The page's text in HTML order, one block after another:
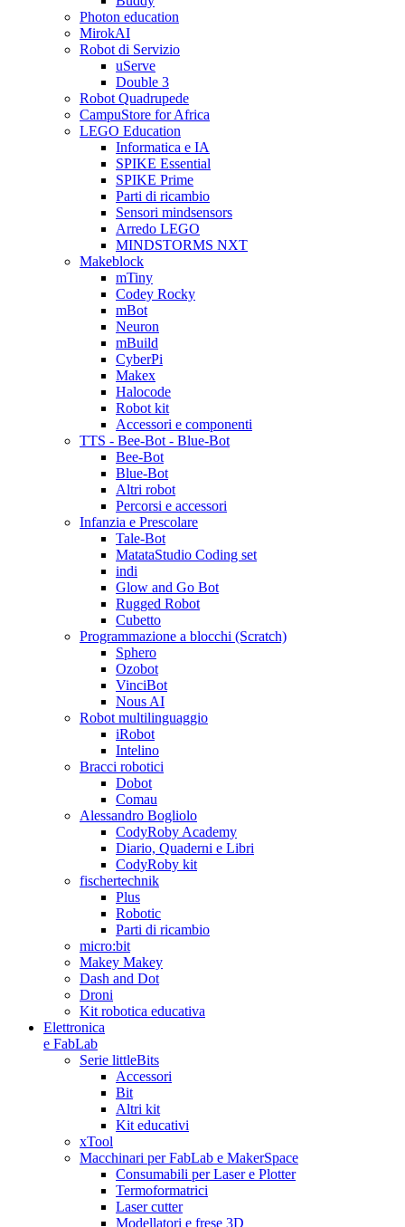
Photon education
MirokAI
Robot di Servizio
uServe
Double 3
Robot Quadrupede
CampuStore for Africa
LEGO Education
Informatica e IA
SPIKE Essential
SPIKE Prime
Parti di ricambio
Sensori mindsensors
Arredo LEGO
MINDSTORMS NXT
Makeblock
mTiny
Codey Rocky
mBot
Neuron
mBuild
CyberPi
Makex
Halocode
Robot kit
Accessori e componenti
TTS - Bee-Bot - Blue-Bot
Bee-Bot
Blue-Bot
Altri robot
Percorsi e accessori
Infanzia e Prescolare
Tale-Bot
MatataStudio Coding set
indi
Glow and Go Bot
Rugged Robot
Cubetto
Programmazione a blocchi (Scratch)
Sphero
Ozobot
VinciBot
Nous AI
Robot multilinguaggio
iRobot
Intelino
Bracci robotici
Dobot
Comau
Alessandro Bogliolo
CodyRoby Academy
Diario, Quaderni e Libri
CodyRoby kit
fischertechnik
Plus
Robotic
Parti di ricambio
micro:bit
Makey Makey
Dash and Dot
Droni
Kit robotica educativa
Elettronica
e FabLab
Serie littleBits
Accessori
Bit
Altri kit
Kit educativi
xTool
Macchinari per FabLab e MakerSpace
Consumabili per Laser e Plotter
Termoformatrici
Laser cutter
Modellatori e frese 3D